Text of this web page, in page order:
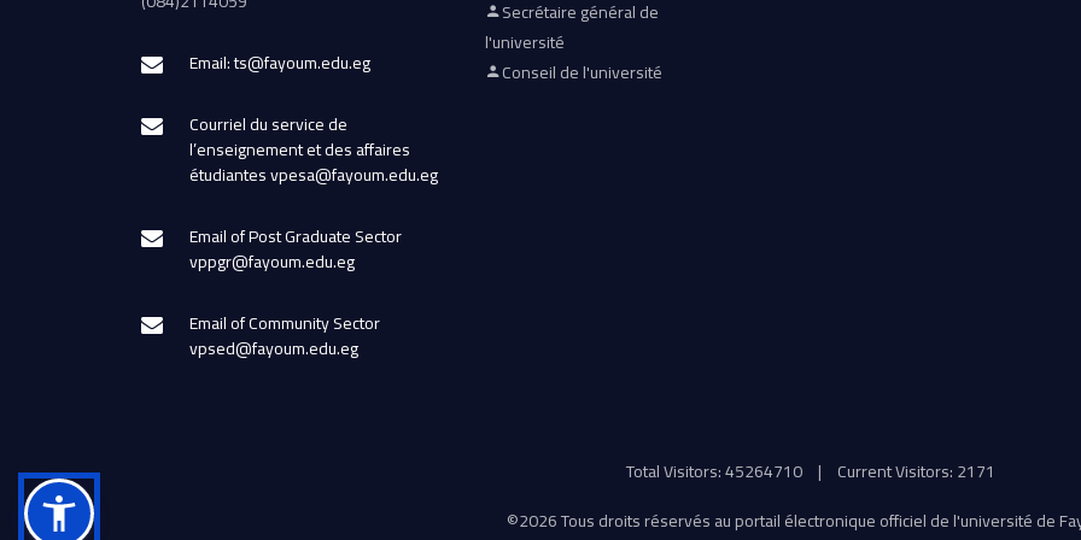
Email: ts@fayoum.edu.eg
Courriel du service de
l’enseignement et des affaires
étudiantes vpesa@fayoum.edu.eg
Email of Post Graduate Sector
vppgr@fayoum.edu.eg
Email of Community Sector
vpsed@fayoum.edu.eg
Secrétaire général de
l'université
Conseil de l'université
Total Visitors: 45264710 | Current Visitors: 2171
©2026 Tous droits réservés au portail électronique officiel de l'université de